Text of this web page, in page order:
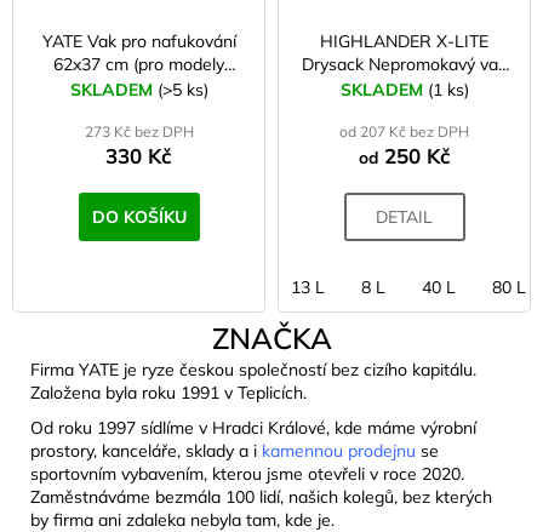
YATE Vak pro nafukování
62x37 cm (pro modely
Scout, Ultralight)
SKLADEM (>5 ks)
273 Kč bez DPH
330 Kč
DO KOŠÍKU
HIGHLANDER X-LITE
Drysack Nepromokavý vak
černý
SKLADEM (1 ks)
od 207 Kč bez DPH
od250 Kč
DETAIL
13 L 8 L 40 L 80 L
ZNAČKA
Firma YATE je ryze českou společností bez cizího kapitálu.
Založena byla roku 1991 v Teplicích.
Od roku 1997 sídlíme v Hradci Králové, kde máme výrobní
prostory, kanceláře, sklady a i kamennou prodejnu se
sportovním vybavením, kterou jsme otevřeli v roce 2020.
Zaměstnáváme bezmála 100 lidí, našich kolegů, bez kterých
by firma ani zdaleka nebyla tam, kde je.